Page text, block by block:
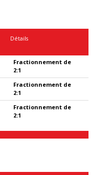
Détails
Fractionnement de
2:1
Fractionnement de
2:1
Fractionnement de
2:1